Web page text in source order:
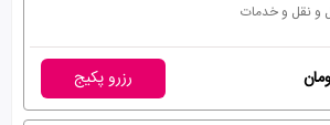
و نقل و خدمات
رزرو پکیج